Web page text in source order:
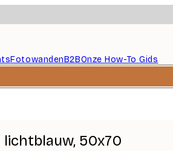
FotowandenB2BOnze How-To Gids
50x70